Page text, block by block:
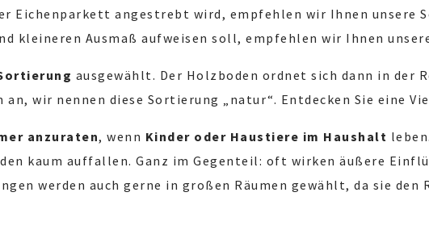
Eichenparkett angestrebt wird, empfehlen wir Ihnen unsere
kleineren Ausmaß aufweisen soll, empfehlen wir Ihnen
ausgewählt. Der Holzboden ordnet sich dann in der
wir nennen diese Sortierung „natur“. Entdecken Sie eine
anzuraten, wenn Kinder oder Haustiere im Haushalt
kaum auffallen. Ganz im Gegenteil: oft wirken äußere
werden auch gerne in großen Räumen gewählt, da sie den